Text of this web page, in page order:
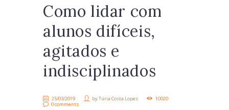
Como lidar com
alunos difíceis,
agitados e
indisciplinados
25/03/2019 byTúria Costa Lopes
10020
0 comments